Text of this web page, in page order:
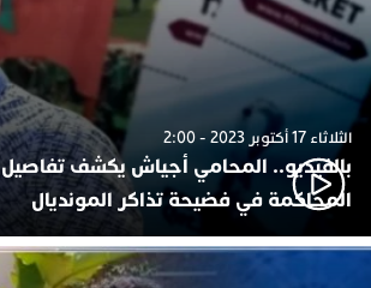
الثلاثاء 17 أكتوبر 2023 - 2:00
بالفيديو.. المحامي أجياش يكشف تفاصيل
المحاكمة في فضيحة تذاكر المونديال